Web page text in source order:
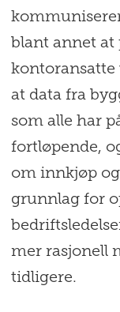
blant annet at
kontoransatte
at data fra
som alle har
fortløpende,
om innkjøp
grunnlag for
mer rasjonell
tidligere.